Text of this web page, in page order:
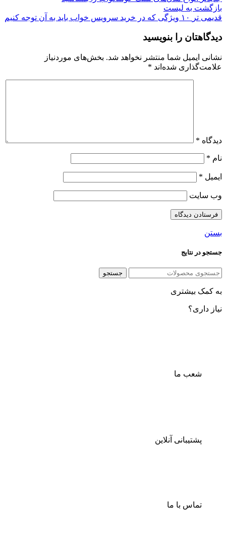
بازگشت به لیست
قدیمی تر
۱۰ ویژگی که در خرید سرویس خواب باید به آن توجه کنیم
دیدگاهتان را بنویسید
نشانی ایمیل شما منتشر نخواهد شد. بخش‌های موردنیاز
علامت‌گذاری شده‌اند *
دیدگاه *
نام *
ایمیل *
وب‌ سایت
بستن
جستجو در نتایج
جستجو
به کمک بیشتری
نیاز داری؟
شعب ما
پشتیبانی آنلاین
تماس با ما